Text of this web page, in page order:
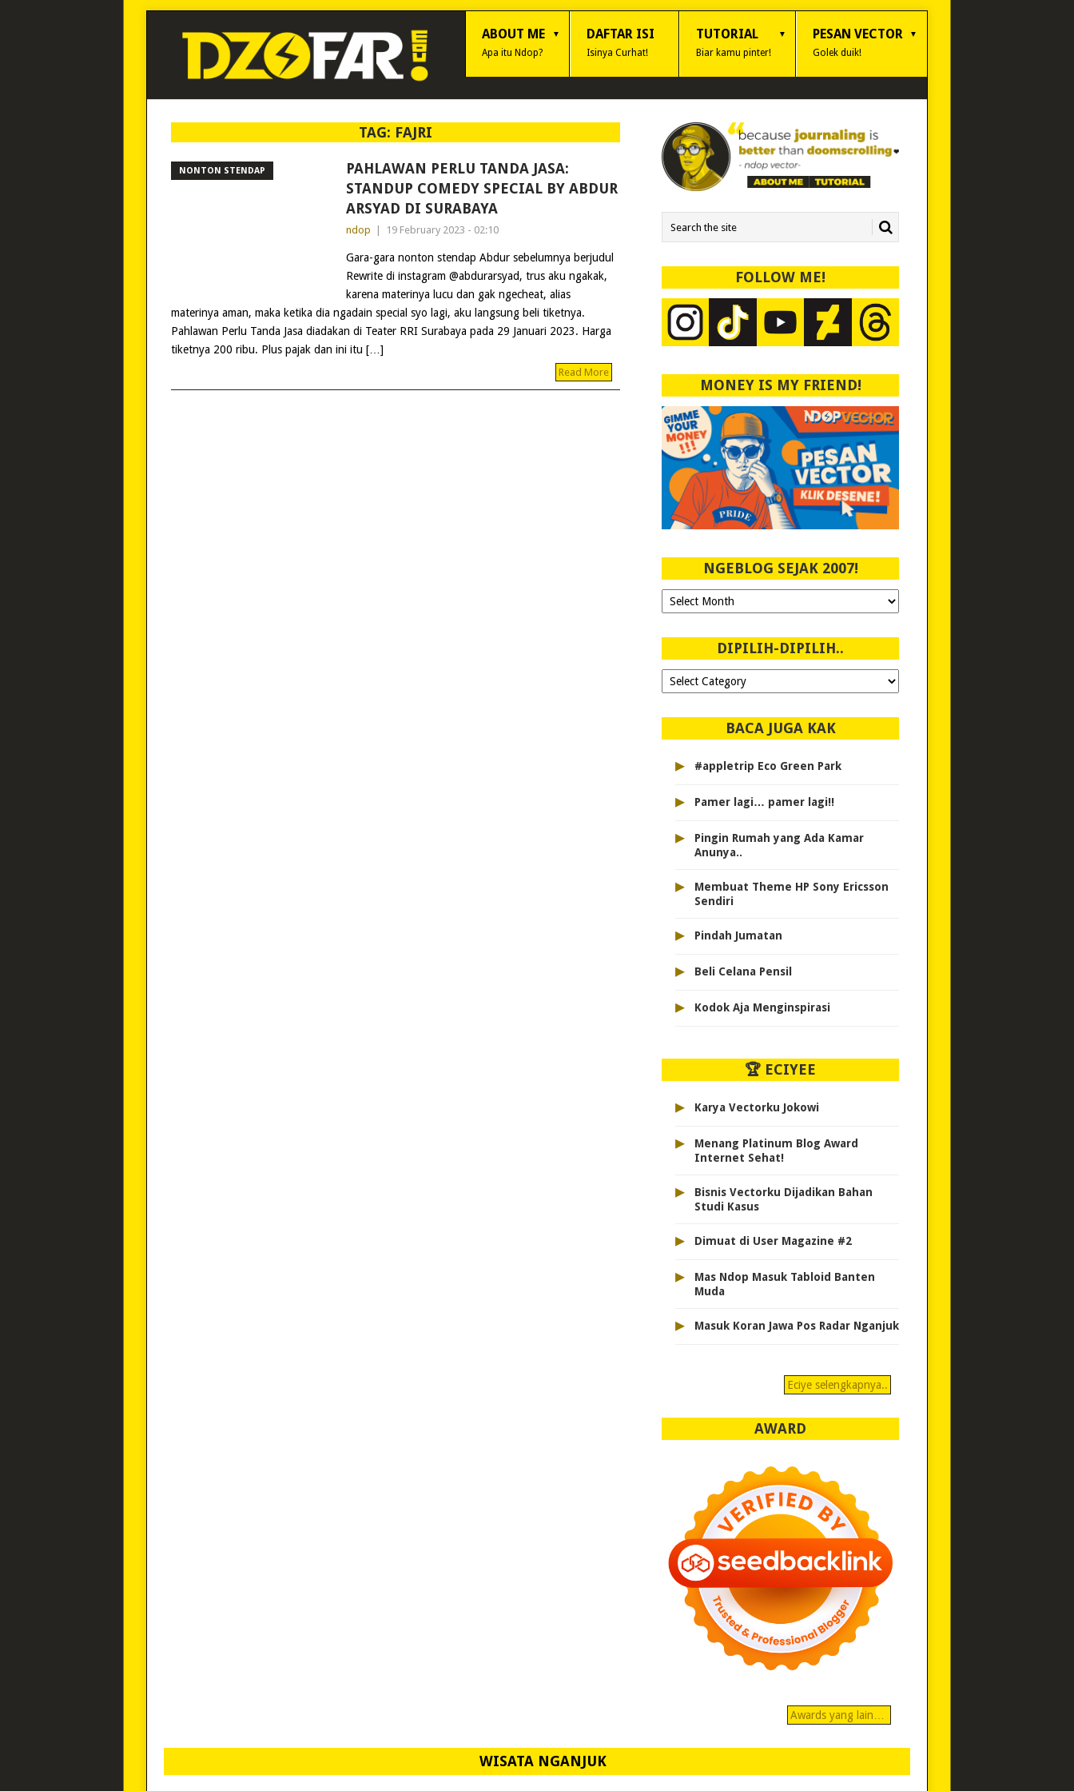
ABOUT ME
Apa itu Ndop?
DAFTAR ISI
Isinya Curhat!
TUTORIAL
Biar kamu pinter!
PESAN VECTOR
Golek duik!
TAG: FAJRI
NONTON STENDAP
PAHLAWAN PERLU TANDA JASA:
STANDUP COMEDY SPECIAL BY ABDUR
ARSYAD DI SURABAYA
ndop 19 February 2023 - 02:10
Gara-gara nonton stendap Abdur sebelumnya berjudul
Rewrite di instagram @abdurarsyad, trus aku ngakak,
karena materinya lucu dan gak ngecheat, alias
materinya aman, maka ketika dia ngadain special syo lagi, aku langsung beli tiketnya.
Pahlawan Perlu Tanda Jasa diadakan di Teater RRI Surabaya pada 29 Januari 2023. Harga
tiketnya 200 ribu. Plus pajak dan ini itu […]
Read More
FOLLOW ME!
MONEY IS MY FRIEND!
NGEBLOG SEJAK 2007!
Ngeblog
Sejak
DIPILIH-DIPILIH..
Dipilih-
dipilih..
BACA JUGA KAK
▸ #appletrip Eco Green Park
▸ Pamer lagi… pamer lagi!!
▸
Pingin Rumah yang Ada Kamar
Anunya..
▸
Membuat Theme HP Sony Ericsson
Sendiri
▸ Pindah Jumatan
▸ Beli Celana Pensil
▸ Kodok Aja Menginspirasi
🏆 ECIYEE
▸ Karya Vectorku Jokowi
▸
Menang Platinum Blog Award
Internet Sehat!
▸
Bisnis Vectorku Dijadikan Bahan
Studi Kasus
▸ Dimuat di User Magazine #2
▸
Mas Ndop Masuk Tabloid Banten
Muda
▸ Masuk Koran Jawa Pos Radar Nganjuk
Eciye selengkapnya..
AWARD
Awards yang lain…
WISATA NGANJUK